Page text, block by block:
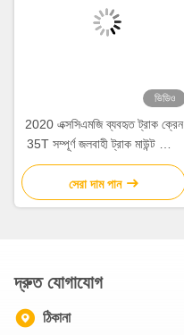
ভিডিও
2020 এক্সসিএমজি ব্যবহৃত ট্রাক ক্রেন
35T সম্পূর্ণ জলবাহী ট্রাক মাউন্ট ক্রেন
XCT35L5
সেরা দাম পান
দ্রুত যোগাযোগ
ঠিকানা